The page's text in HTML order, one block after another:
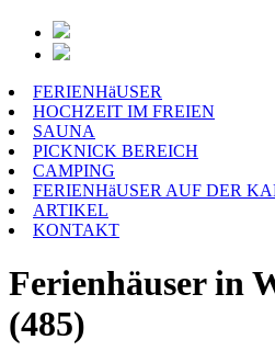
FERIENHäUSER
HOCHZEIT IM FREIEN
SAUNA
PICKNICK BEREICH
CAMPING
FERIENHäUSER AUF DER
ARTIKEL
KONTAKT
Ferienhäuser in
(485)